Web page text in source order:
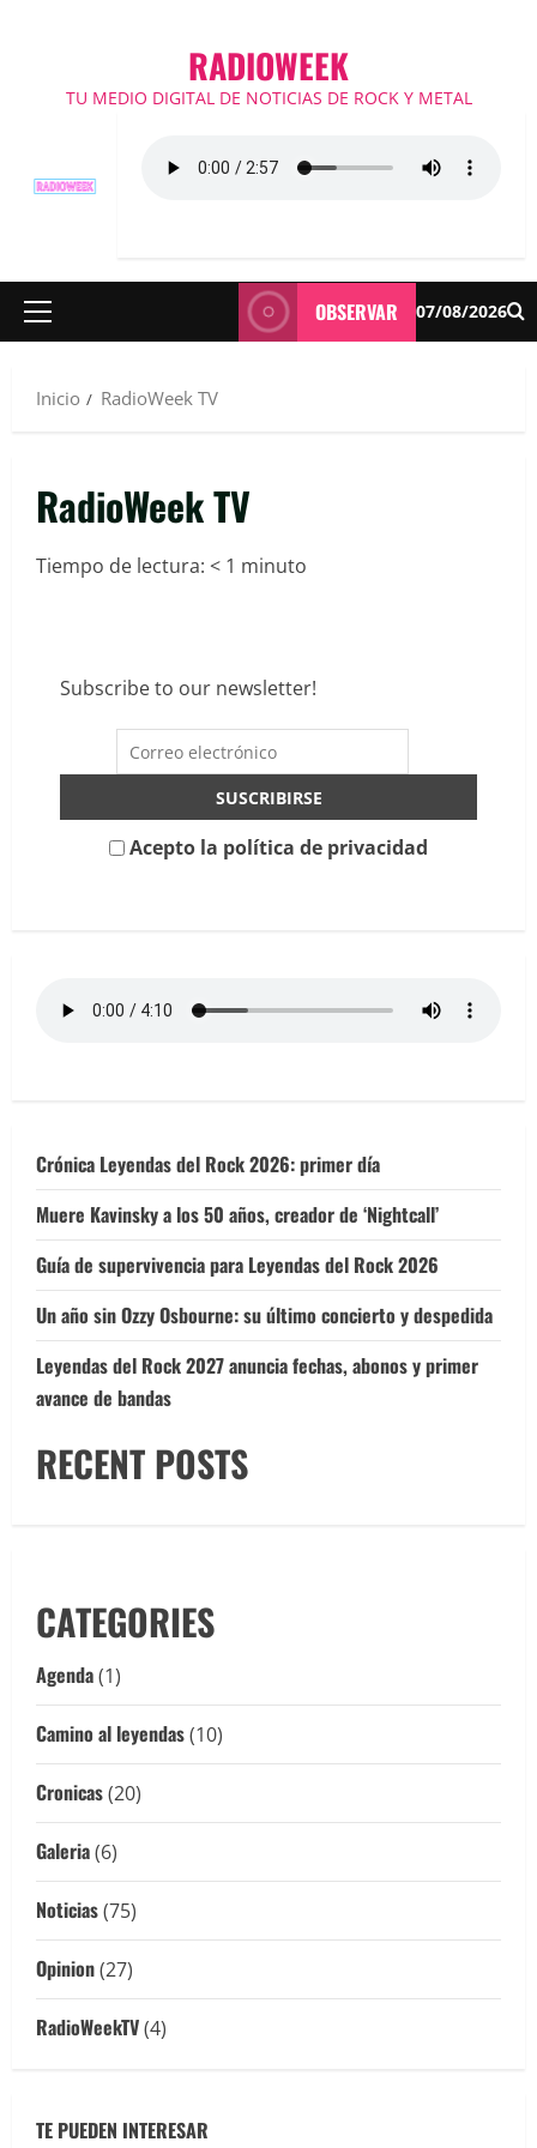
RADIOWEEK
TU MEDIO DIGITAL DE NOTICIAS DE ROCK Y METAL
Menú
OBSERVAR 07/08/2026
Inicio RadioWeek TV
RadioWeek TV
Tiempo de lectura: < 1 minuto
Subscribe to our newsletter!
Acepto la política de privacidad
Crónica Leyendas del Rock 2026: primer día
Muere Kavinsky a los 50 años, creador de ‘Nightcall’
Guía de supervivencia para Leyendas del Rock 2026
Un año sin Ozzy Osbourne: su último concierto y despedida
Leyendas del Rock 2027 anuncia fechas, abonos y primer
avance de bandas
RECENT POSTS
CATEGORIES
Agenda(1)
Camino al leyendas(10)
Cronicas(20)
Galeria(6)
Noticias(75)
Opinion(27)
RadioWeekTV(4)
TE PUEDEN INTERESAR